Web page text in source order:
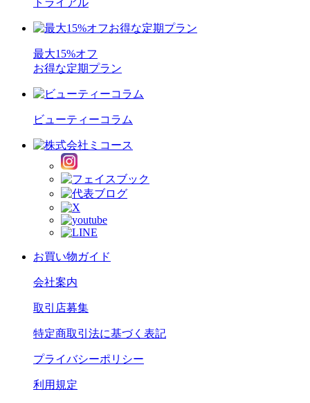
トライアル
最大15%オフ
お得な定期プラン
ビューティーコラム
お買い物ガイド
会社案内
取引店募集
特定商取引法に基づく表記
プライバシーポリシー
利用規定